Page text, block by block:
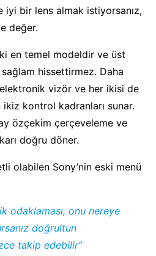
iyi bir lens almak istiyorsanız,
değer.
en temel modeldir ve üst
hissettirmez. Daha
vizör ve her ikisi de
ikiz kontrol kadranları sunar.
özçekim çerçeveleme ve
doğru döner.
olabilen Sony’nin eski menü
odaklaması, onu nereye
doğrultun
takip edebilir”